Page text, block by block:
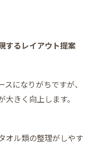
するレイアウト提案
になりがちですが、
きく向上します。
オル類の整理がしやす